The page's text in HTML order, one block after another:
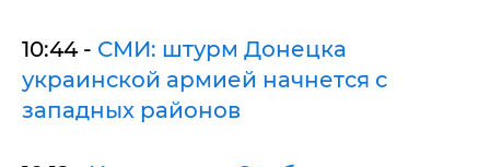
10:44 - СМИ: штурм Донецка
украинской армией начнется с
западных районов